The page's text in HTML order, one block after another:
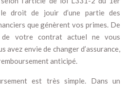
droit de jouir d’une partie des
que génèrent vos primes. De
de votre contrat actuel ne vous
avez envie de changer d’assurance,
anticipé.
est très simple. Dans un